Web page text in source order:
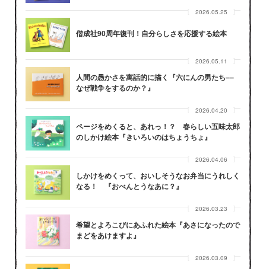
2026.05.25
偕成社90周年復刊！自分らしさを応援する絵本
2026.05.11
人間の愚かさを寓話的に描く『六にんの男たち––
なぜ戦争をするのか？』
2026.04.20
ページをめくると、あれっ！？ 春らしい五味太郎
のしかけ絵本『きいろいのはちょうちょ』
2026.04.06
しかけをめくって、おいしそうなお弁当にうれしく
なる！ 『おべんとうなあに？』
2026.03.23
希望とよろこびにあふれた絵本『あさになったので
まどをあけますよ』
2026.03.09